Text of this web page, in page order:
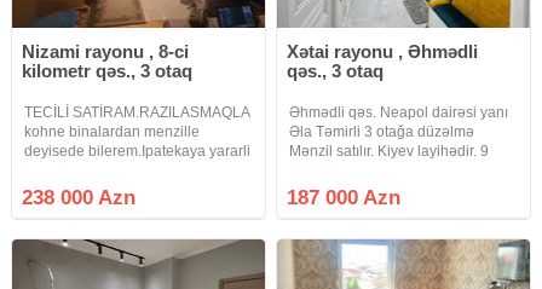
Nizami rayonu , 8-ci
kilometr qəs., 3 otaq
TECİLİ SATİRAM.RAZILASMAQLA
kohne binalardan menzille
deyisede bilerem.Ipatekaya yararli
yani 16/2-de orta blokda umumi
sahesi 126.2 kv m.olan 3 otaqli
238 000 Azn
Xətai rayonu , Əhmədli
qəs., 3 otaq
Əhmədli qəs. Neapol dairəsi yanı
Əla Təmirli 3 otağa düzəlmə
Mənzil satılır. Kiyev layihədir. 9
blokda yerləşir. İstilik sistemi=
Kombidir. İsti döşəmə təchiz
187 000 Azn